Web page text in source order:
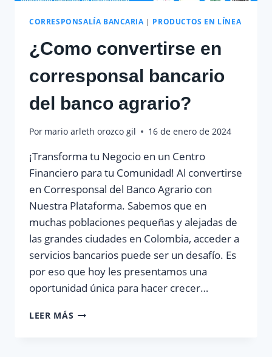
CORRESPONSALÍA BANCARIA | PRODUCTOS EN LÍNEA
¿Como convertirse en
corresponsal bancario
del banco agrario?
Por mario arleth orozco gil 16 de enero de 2024
¡Transforma tu Negocio en un Centro
Financiero para tu Comunidad! Al convertirse
en Corresponsal del Banco Agrario con
Nuestra Plataforma. Sabemos que en
muchas poblaciones pequeñas y alejadas de
las grandes ciudades en Colombia, acceder a
servicios bancarios puede ser un desafío. Es
por eso que hoy les presentamos una
oportunidad única para hacer crecer…
LEER MÁS ¿COMO